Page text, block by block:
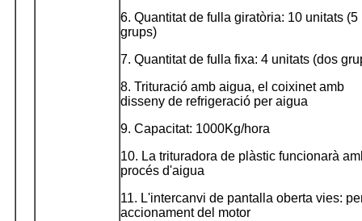
6. Quantitat de fulla giratòria: 10 unitats (5
grups)
7. Quantitat de fulla fixa: 4 unitats (dos
8. Trituració amb aigua, el coixinet amb
disseny de refrigeració per aigua
9. Capacitat: 1000Kg/hora
10. La trituradora de plàstic funcionarà
procés d'aigua
11. L'intercanvi de pantalla oberta vies:
accionament del motor